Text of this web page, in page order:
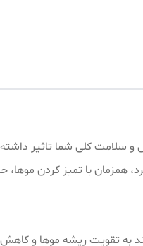
و سلامت کلی شما تاثیر
همزمان با تمیز کردن موها،
به تقویت ریشه موها و